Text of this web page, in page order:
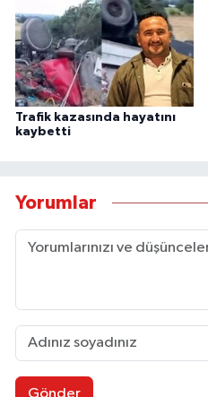
Trafik kazasında hayatını
kaybetti
Yorumlar